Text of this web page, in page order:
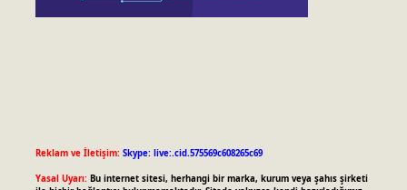
Reklam ve İletişim: Skype: live:.cid.575569c608265c69
Yasal Uyarı: Bu internet sitesi, herhangi bir marka, kurum veya şahıs şirketi